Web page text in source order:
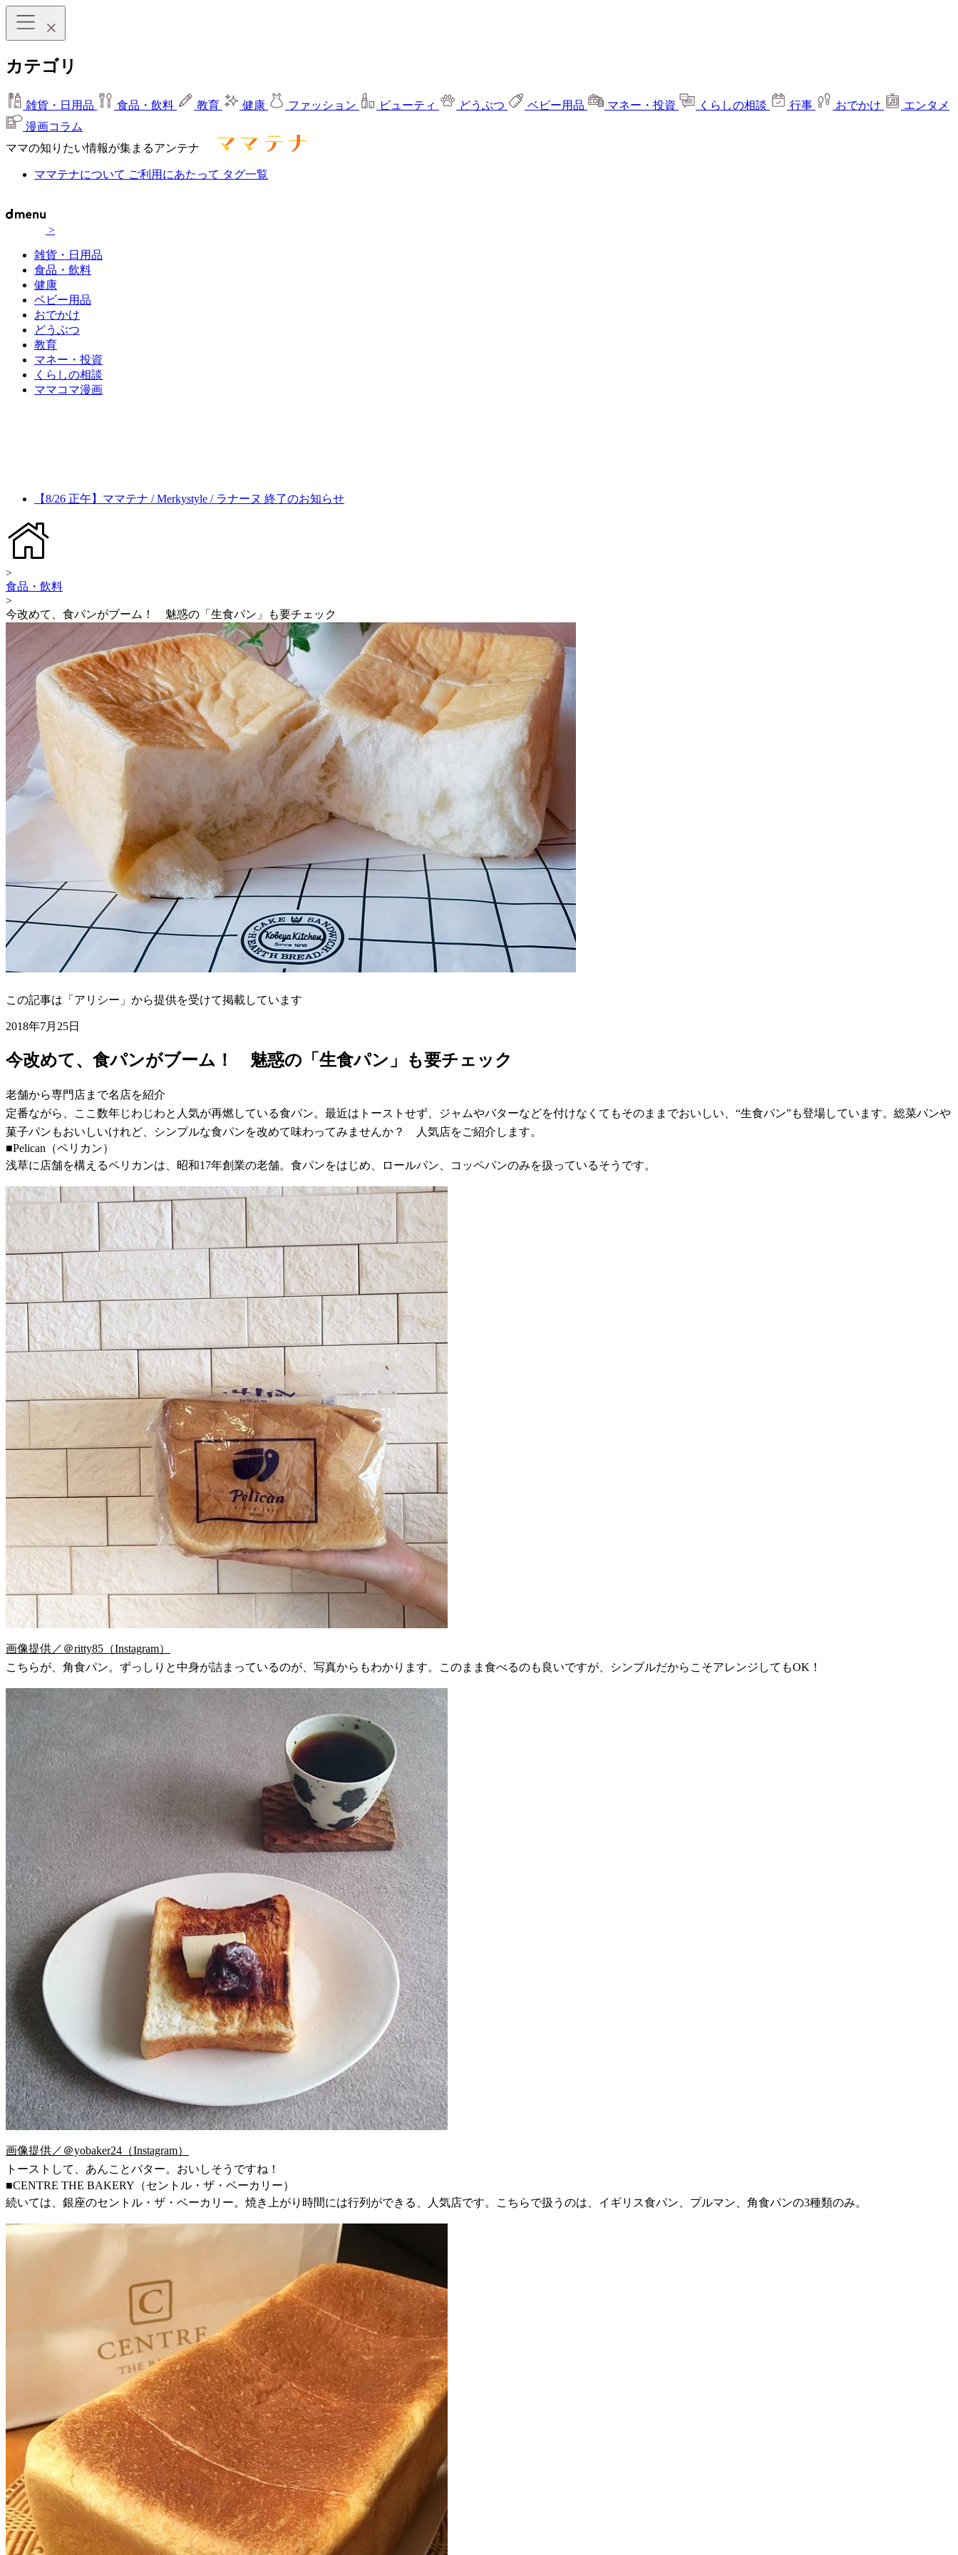
カテゴリ
雑貨・日用品 食品・飲料 教育 健康 ファッション ビューティ どうぶつ ベビー用品 マネー・投資 くらしの相談 行事 おでかけ
エンタメ
漫画コラム
ママの知りたい情報が集まるアンテナ
ママテナについて ご利用にあたって タグ一覧
>
雑貨・日用品
食品・飲料
健康
ベビー用品
おでかけ
どうぶつ
教育
マネー・投資
くらしの相談
ママコマ漫画
【8/26 正午】ママテナ / Merkystyle / ラナーヌ 終了のお知らせ
>
食品・飲料
>
今改めて、食パンがブーム！ 魅惑の「生食パン」も要チェック
この記事は「アリシー」から提供を受けて掲載しています
2018年7月25日
今改めて、食パンがブーム！ 魅惑の「生食パン」も要チェック
老舗から専門店まで名店を紹介
定番ながら、ここ数年じわじわと人気が再燃している食パン。最近はトーストせず、ジャムやバターなどを付けなくてもそのままでおいしい、“生食パン”も登場しています。総菜パンや
菓子パンもおいしいけれど、シンプルな食パンを改めて味わってみませんか？ 人気店をご紹介します。
■Pelican（ペリカン）
浅草に店舗を構えるペリカンは、昭和17年創業の老舗。食パンをはじめ、ロールパン、コッペパンのみを扱っているそうです。
画像提供／＠ritty85（Instagram）
こちらが、角食パン。ずっしりと中身が詰まっているのが、写真からもわかります。このまま食べるのも良いですが、シンプルだからこそアレンジしてもOK！
画像提供／＠yobaker24（Instagram）
トーストして、あんことバター。おいしそうですね！
■CENTRE THE BAKERY（セントル・ザ・ベーカリー）
続いては、銀座のセントル・ザ・ベーカリー。焼き上がり時間には行列ができる、人気店です。こちらで扱うのは、イギリス食パン、プルマン、角食パンの3種類のみ。